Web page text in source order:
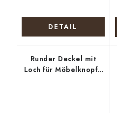
DETAIL
Runder Deckel mit
Loch für Möbelknopf -